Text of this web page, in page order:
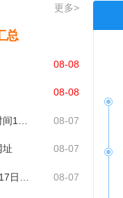
更多>
总
08-08
08-08
08-07
址 08-07
08-07